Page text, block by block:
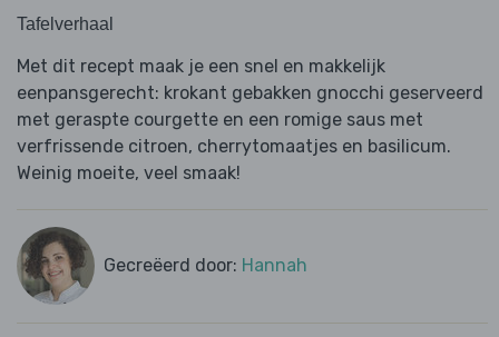
Tafelverhaal
Met dit recept maak je een snel en makkelijk
eenpansgerecht: krokant gebakken gnocchi geserveerd
met geraspte courgette en een romige saus met
verfrissende citroen, cherrytomaatjes en basilicum.
Weinig moeite, veel smaak!
Gecreëerd door: Hannah